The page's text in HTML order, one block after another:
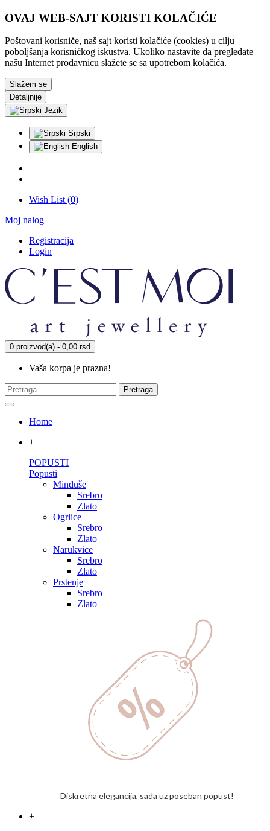
OVAJ WEB-SAJT KORISTI KOLAČIĆE
Poštovani korisniče, naš sajt koristi kolačiće (cookies) u cilju
poboljšanja korisničkog iskustva. Ukoliko nastavite da pregledate
našu Internet prodavnicu slažete se sa upotrebom kolačića.
Slažem se
Detaljnije
Jezik
Srpski
English
Wish List (0)
Moj nalog
Registracija
Login
0 proizvod(a) - 0,00 rsd
Vaša korpa je prazna!
Pretraga
Home
+
POPUSTI
Popusti
Minđuše
Srebro
Zlato
Ogrlice
Srebro
Zlato
Narukvice
Srebro
Zlato
Prstenje
Srebro
Zlato
Diskretna elegancija, sada uz poseban popust!
+